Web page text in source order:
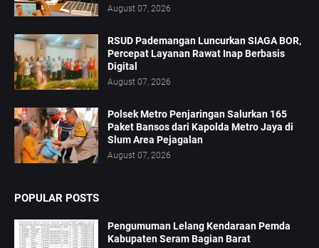
August 07, 2026
RSUD Pademangan Luncurkan SIAGA BOR,
Percepat Layanan Rawat Inap Berbasis
Digital
August 07, 2026
Polsek Metro Penjaringan Salurkan 165
Paket Bansos dari Kapolda Metro Jaya di
Slum Area Pejagalan
August 07, 2026
POPULAR POSTS
Pengumuman Lelang Kendaraan Pemda
Kabupaten Seram Bagian Barat